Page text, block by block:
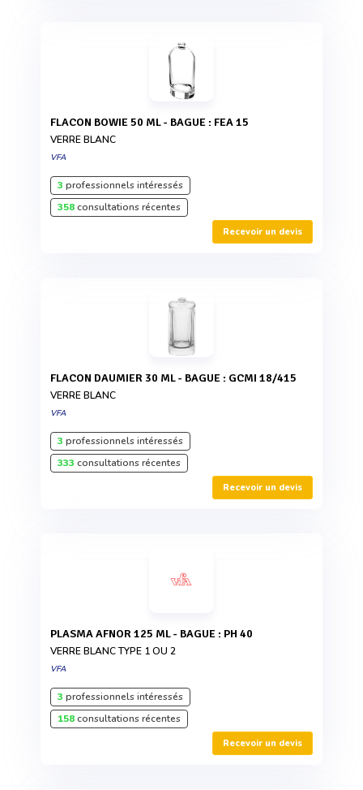
FLACON BOWIE 50 ML - BAGUE : FEA 15
VERRE BLANC
VFA
3 professionnels intéressés
358consultations récentes
Recevoir un devis
FLACON DAUMIER 30 ML - BAGUE : GCMI 18/415
VERRE BLANC
VFA
3 professionnels intéressés
333 consultations récentes
Recevoir un devis
PLASMA AFNOR 125 ML - BAGUE : PH 40
VERRE BLANC TYPE 1 OU 2
VFA
3 professionnels intéressés
158consultations récentes
Recevoir un devis